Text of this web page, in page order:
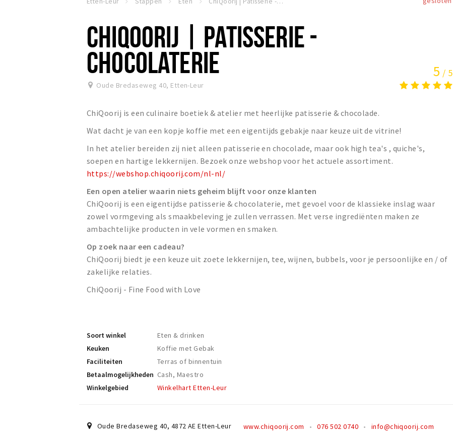
CHIQOORIJ | PATISSERIE -
CHOCOLATERIE
Oude Bredaseweg 40, Etten-Leur
5 / 5
ChiQoorij is een culinaire boetiek & atelier met heerlijke patisserie & chocolade.
Wat dacht je van een kopje koffie met een eigentijds gebakje naar keuze uit de vitrine!
In het atelier bereiden zij niet alleen patisserie en chocolade, maar ook high tea's , quiche's,
soepen en hartige lekkernijen. Bezoek onze webshop voor het actuele assortiment.
https://webshop.chiqoorij.com/nl-nl/
Een open atelier waarin niets geheim blijft voor onze klanten
ChiQoorij is een eigentijdse patisserie & chocolaterie, met gevoel voor de klassieke inslag waar
zowel vormgeving als smaakbeleving je zullen verrassen. Met verse ingrediënten maken ze
ambachtelijke producten in vele vormen en smaken.
Op zoek naar een cadeau?
ChiQoorij biedt je een keuze uit zoete lekkernijen, tee, wijnen, bubbels, voor je persoonlijke en / of
zakelijke relaties.
ChiQoorij - Fine Food with Love
Soort winkel
Eten & drinken
Keuken
Koffie met Gebak
Faciliteiten
Terras of binnentuin
Betaalmogelijkheden Cash, Maestro
Winkelgebied
Winkelhart Etten-Leur
Oude Bredaseweg 40, 4872 AE Etten-Leur www.chiqoorij.com 076 502 0740 info@chiqoorij.com